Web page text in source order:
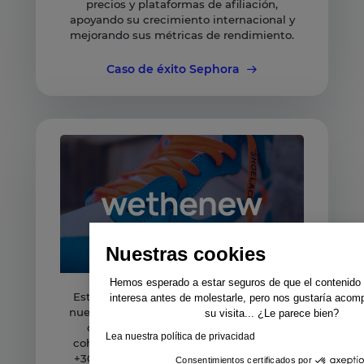
Nuestras cookies
Hemos esperado a estar seguros de que el
interesa antes de molestarle, pero nos gustaría
su visita... ¿Le parece bien?
Lea nuestra política de privacidad
Consentimientos certificados por
precios y plataformas de afiliación,
apoyando su crecimiento internacional y
mejorando sus métricas de rendimiento.
Caso de éxito Sephora
Este retailer de zapatillas se expandió a
nuevos mercados distribuyendo feeds en
canales diversificados con un feed
coherente. El resultado: un aumento de
+30% en el ROAS de Google Ads y unas